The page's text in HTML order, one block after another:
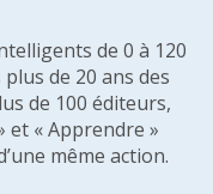
de 0 à 120
de 20 ans des
de 100 éditeurs,
et « Apprendre »
même action.